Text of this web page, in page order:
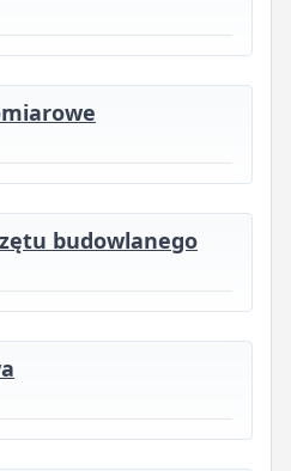
budowlanego